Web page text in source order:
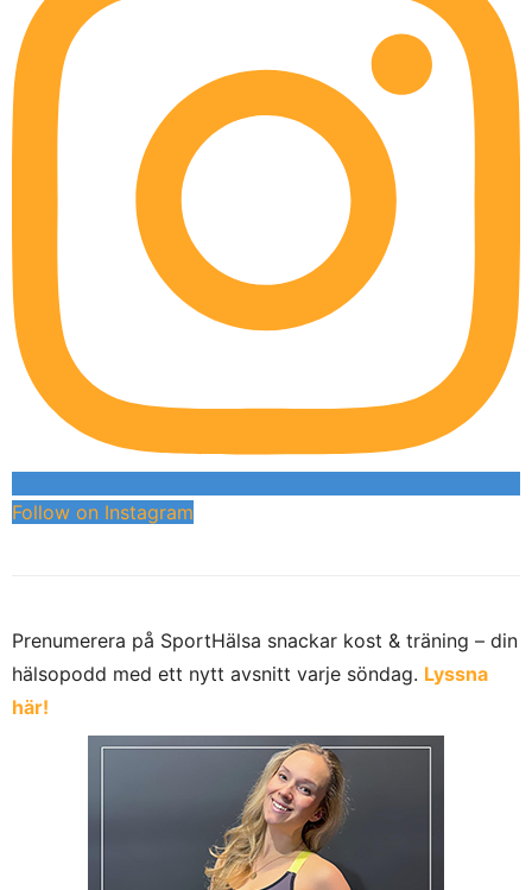
Follow on Instagram
Prenumerera på SportHälsa snackar kost & träning – din
hälsopodd med ett nytt avsnitt varje söndag. Lyssna
här!